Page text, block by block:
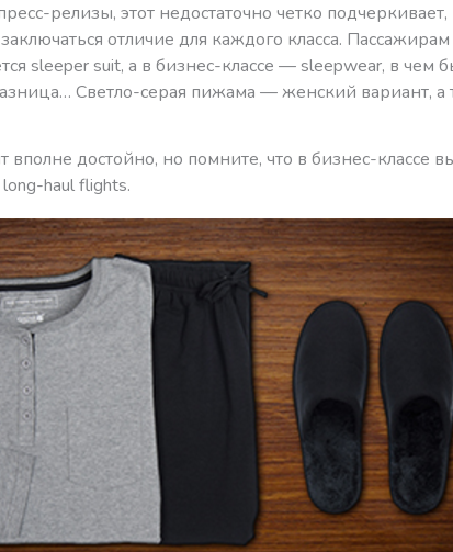
релизы, этот недостаточно четко
отличие для каждого класса.
sleeper suit, а в бизнес-классе — sleepwear, в чем
Светло-серая пижама — женский вариант, а
вполне достойно, но помните, что в бизнес-классе
haul flights.